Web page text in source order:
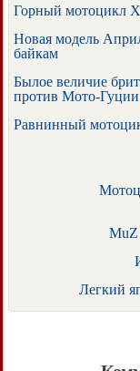
Горный мотоцикл
Новая модель
байкам
Былое величие
против Мото-
Равнинный
MuZ
Легкий